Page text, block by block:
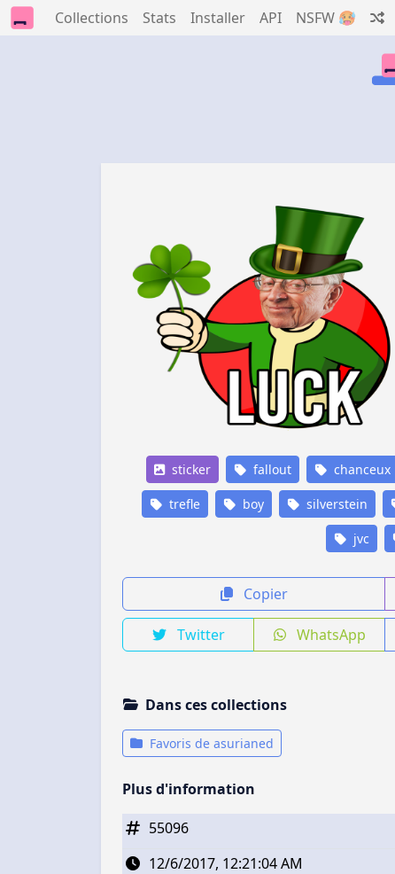
Collections Stats Installer API NSFW 🥵
sticker fallout chanceux
trefle boy silverstein
jvc
Copier
Twitter WhatsApp
Dans ces collections
Favoris de asurianed
Plus d'information
55096
12/6/2017, 12:21:04 AM